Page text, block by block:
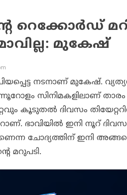
റെക്കോർഡ്
മുകേഷ്
നടനാണ് മുകേഷ്.
സിനിമകളിലാണ് താരം
കൂടുതൽ ദിവസം
ഭാവിയിൽ ഇനി നൂറ്
ചോദ്യത്തിന് ഇനി
മറുപടി.